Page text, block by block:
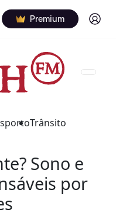
Premium Log in
Trânsito
Sono e
por